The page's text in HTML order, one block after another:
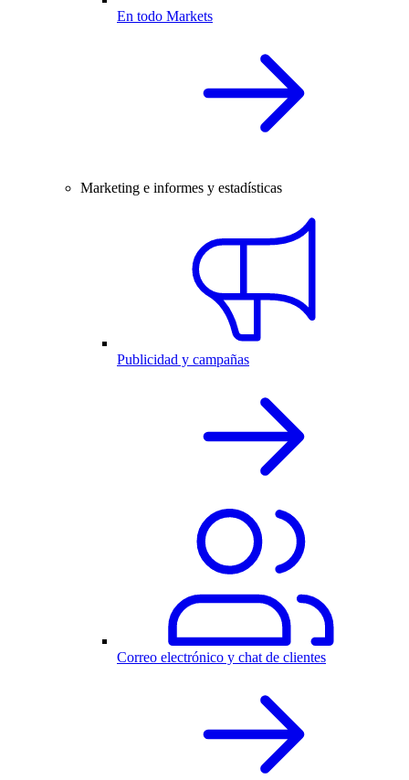
En todo Markets
Marketing e informes y estadísticas
Publicidad y campañas
Correo electrónico y chat de clientes